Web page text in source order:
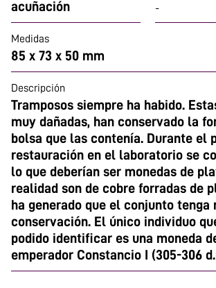
acuñación
-
Medidas
85 x 73 x 50 mm
Descripción
Tramposos siempre ha habido.
muy dañadas, han conservado la
bolsa que las contenía. Durante el
restauración en el laboratorio se
lo que deberían ser monedas de
realidad son de cobre forradas de
ha generado que el conjunto tenga
conservación. El único individuo
podido identificar es una moneda
emperador Constancio I (305-306